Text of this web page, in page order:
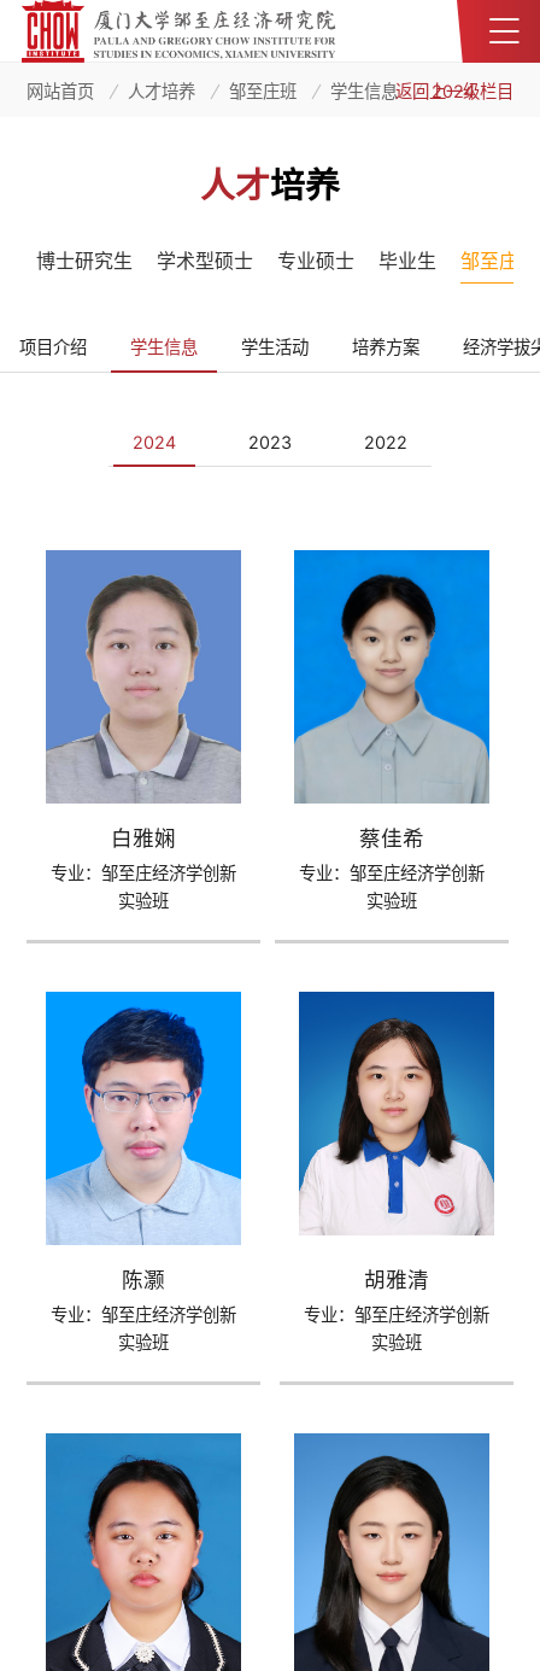
网站首页 人才培养 邹至庄班 学生信息 2024
返回上一级栏目
人才培养
博士研究生 学术型硕士 专业硕士 毕业生 邹至庄班
项目介绍 学生信息 学生活动 培养方案 经济学拔
2024 2023 2022
白雅娴
专业：邹至庄经济学创新
实验班
蔡佳希
专业：邹至庄经济学创新
实验班
陈灏
专业：邹至庄经济学创新
实验班
胡雅清
专业：邹至庄经济学创新
实验班